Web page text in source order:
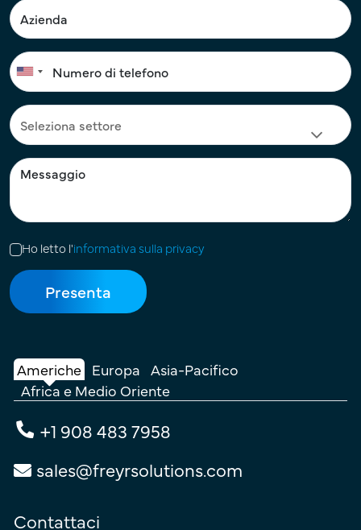
Ho letto l'informativa sulla privacy
Americhe Europa Asia-Pacifico
Africa e Medio Oriente
+1 908 483 7958
sales@freyrsolutions.com
Contattaci